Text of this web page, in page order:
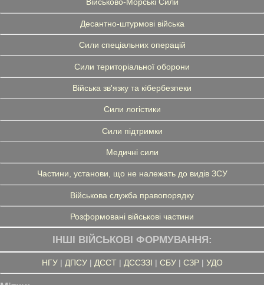
Військово-Морські Сили
Десантно-штурмові війська
Сили спеціальних операцій
Сили територіальної оборони
Війська зв'язку та кібербезпеки
Сили логістики
Сили підтримки
Медичні сили
Частини, установи, що не належать до видів ЗСУ
Військова служба правопорядку
Розформовані військові частини
ІНШІ ВІЙСЬКОВІ ФОРМУВАННЯ:
НГУ| ДПСУ| ДССТ| ДССЗЗІ | СБУ| СЗР| УДО